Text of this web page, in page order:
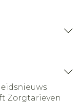
Zorgtarieven